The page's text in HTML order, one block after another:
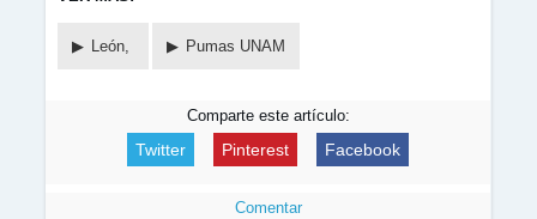
León, Pumas UNAM
Comparte este artículo:
Twitter Pinterest Facebook
Comentar